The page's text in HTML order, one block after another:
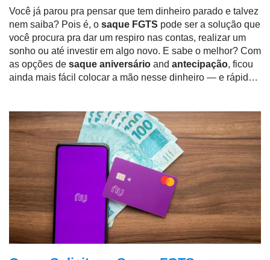
Você já parou pra pensar que tem dinheiro parado e talvez
nem saiba? Pois é, o saque FGTS pode ser a solução que
você procura pra dar um respiro nas contas, realizar um
sonho ou até investir em algo novo. E sabe o melhor? Com
as opções de saque aniversário and antecipação, ficou
ainda mais fácil colocar a mão nesse dinheiro — e rápido!
Federal, que é onde boa parte dos trabalhadores faz a
solicitação. Bora entender?